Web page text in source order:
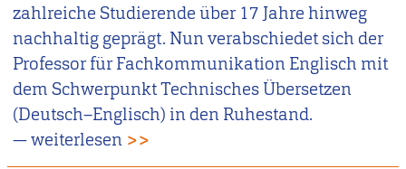
zahlreiche Studierende über 17 Jahre hinweg
nachhaltig geprägt. Nun verabschiedet sich der
Professor für Fachkommunikation Englisch mit
dem Schwerpunkt Technisches Übersetzen
(Deutsch–Englisch) in den Ruhestand.
— weiterlesen >>